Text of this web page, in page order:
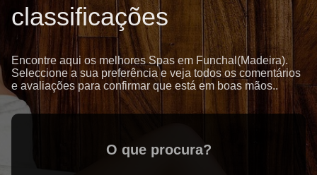
classificações
Encontre aqui os melhores Spas em Funchal(Madeira).
Seleccione a sua preferência e veja todos os comentários
e avaliações para confirmar que está em boas mãos..
O que procura?